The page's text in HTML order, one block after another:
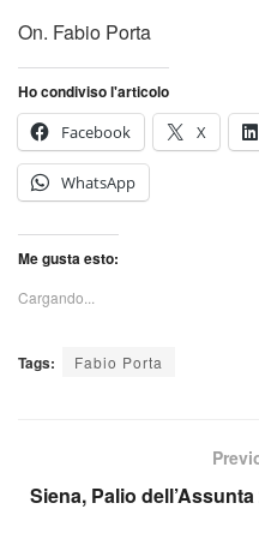
On. Fabio Porta
Ho condiviso l'articolo
Facebook
X
WhatsApp
Me gusta esto:
Cargando...
Tags: Fabio Porta
Siena, Palio